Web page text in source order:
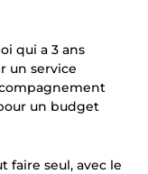
qui a 3 ans
un service
un budget
faire seul, avec le